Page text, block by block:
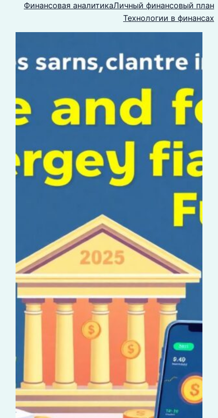
Финансовая аналитикаЛичный финансовый план
Технологии в финансах